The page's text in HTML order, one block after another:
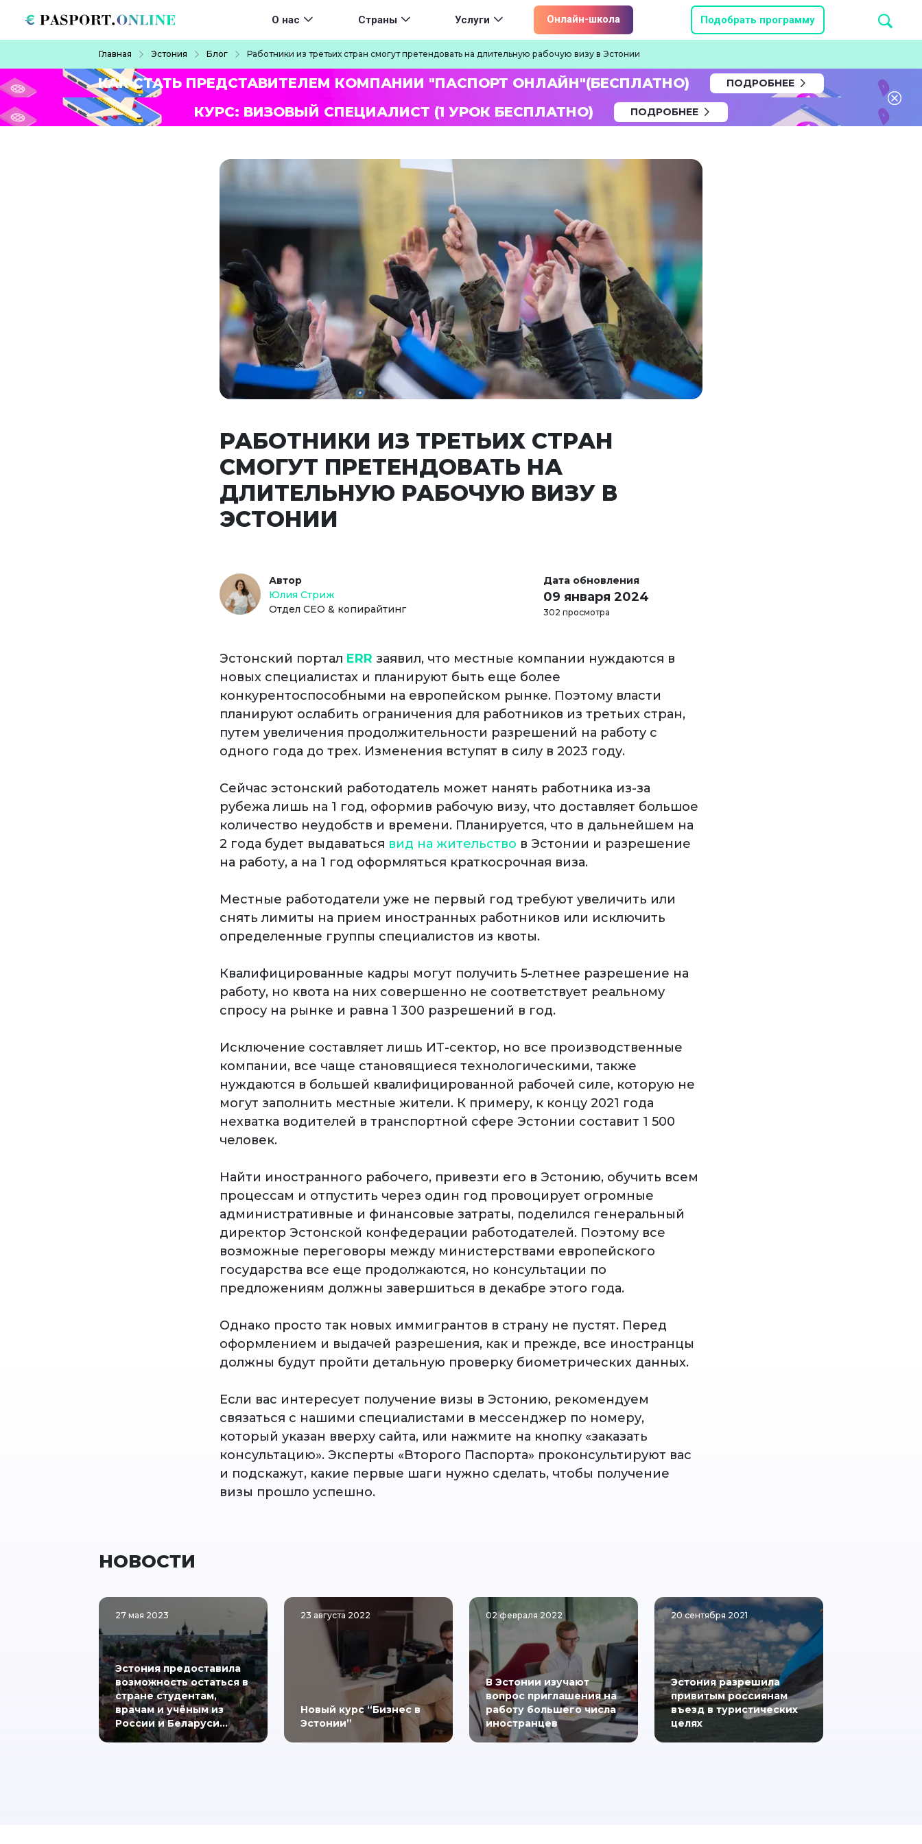
Main navigation
О нас Страны Услуги Онлайн-школа Подобрать программу
Главная Эстония Блог Работники из третьих стран смогут претендовать на длительную рабочую визу в Эстонии
КАК СТАТЬ ПРЕДСТАВИТЕЛЕМ КОМПАНИИ "ПАСПОРТ ОНЛАЙН"(БЕСПЛАТНО) ПОДРОБНЕЕ
КУРС: ВИЗОВЫЙ СПЕЦИАЛИСТ (1 УРОК БЕСПЛАТНО) ПОДРОБНЕЕ
РАБОТНИКИ ИЗ ТРЕТЬИХ СТРАН
СМОГУТ ПРЕТЕНДОВАТЬ НА
ДЛИТЕЛЬНУЮ РАБОЧУЮ ВИЗУ В
ЭСТОНИИ
Автор
Юлия Стриж
Отдел СЕО & копирайтинг
Дата обновления
09 января 2024
302 просмотра
Эстонский портал ERR заявил, что местные компании нуждаются в
новых специалистах и планируют быть еще более
конкурентоспособными на европейском рынке. Поэтому власти
планируют ослабить ограничения для работников из третьих стран,
путем увеличения продолжительности разрешений на работу с
одного года до трех. Изменения вступят в силу в 2023 году.
Сейчас эстонский работодатель может нанять работника из-за
рубежа лишь на 1 год, оформив рабочую визу, что доставляет большое
количество неудобств и времени. Планируется, что в дальнейшем на
2 года будет выдаваться вид на жительство в Эстонии и разрешение
на работу, а на 1 год оформляться краткосрочная виза.
Местные работодатели уже не первый год требуют увеличить или
снять лимиты на прием иностранных работников или исключить
определенные группы специалистов из квоты.
Квалифицированные кадры могут получить 5-летнее разрешение на
работу, но квота на них совершенно не соответствует реальному
спросу на рынке и равна 1 300 разрешений в год.
Исключение составляет лишь ИТ-сектор, но все производственные
компании, все чаще становящиеся технологическими, также
нуждаются в большей квалифицированной рабочей силе, которую не
могут заполнить местные жители. К примеру, к концу 2021 года
нехватка водителей в транспортной сфере Эстонии составит 1 500
человек.
Найти иностранного рабочего, привезти его в Эстонию, обучить всем
процессам и отпустить через один год провоцирует огромные
административные и финансовые затраты, поделился генеральный
директор Эстонской конфедерации работодателей. Поэтому все
возможные переговоры между министерствами европейского
государства все еще продолжаются, но консультации по
предложениям должны завершиться в декабре этого года.
Однако просто так новых иммигрантов в страну не пустят. Перед
оформлением и выдачей разрешения, как и прежде, все иностранцы
должны будут пройти детальную проверку биометрических данных.
Если вас интересует получение визы в Эстонию, рекомендуем
связаться с нашими специалистами в мессенджер по номеру,
который указан вверху сайта, или нажмите на кнопку «заказать
консультацию». Эксперты «Второго Паспорта» проконсультируют вас
и подскажут, какие первые шаги нужно сделать, чтобы получение
визы прошло успешно.
НОВОСТИ
27 мая 2023
Эстония предоставила
возможность остаться в
стране студентам,
врачам и учёным из
России и Беларуси…
23 августа 2022
Новый курс “Бизнес в
Эстонии”
02 февраля 2022
В Эстонии изучают
вопрос приглашения на
работу большего числа
иностранцев
20 сентября 2021
Эстония разрешила
привитым россиянам
въезд в туристических
целях